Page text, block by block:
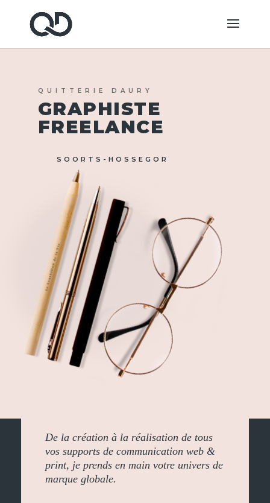
QUITTERIE DAURY
GRAPHISTE
FREELANCE
SOORTS-HOSSEGOR
De la création à la réalisation de tous
vos supports de communication web &
print, je prends en main votre univers de
marque globale.